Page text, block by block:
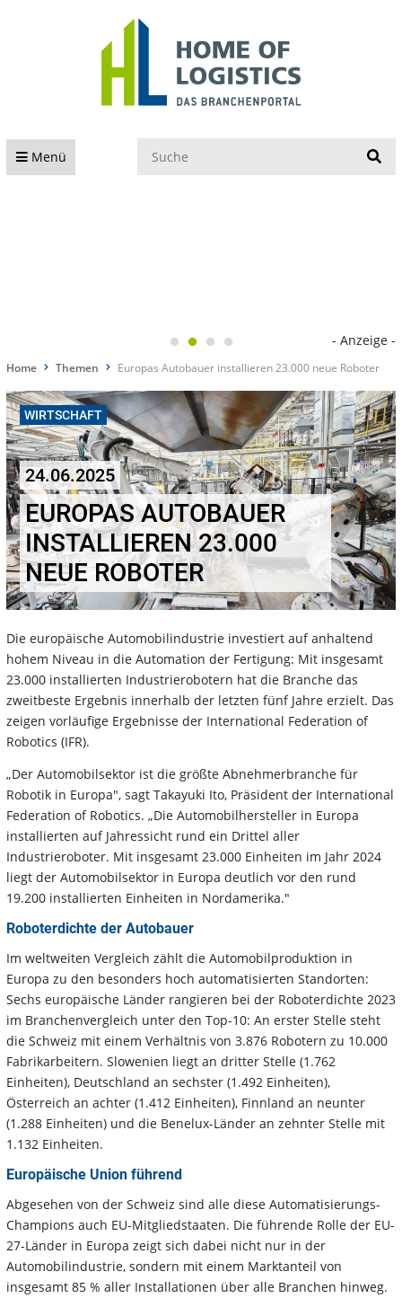
Menü
- Anzeige -
Home Themen Europas Autobauer installieren 23.000 neue Roboter
WIRTSCHAFT
24.06.2025
EUROPAS AUTOBAUER
INSTALLIEREN 23.000
NEUE ROBOTER
Die europäische Automobilindustrie investiert auf anhaltend
hohem Niveau in die Automation der Fertigung: Mit insgesamt
23.000 installierten Industrierobotern hat die Branche das
zweitbeste Ergebnis innerhalb der letzten fünf Jahre erzielt. Das
zeigen vorläufige Ergebnisse der International Federation of
Robotics (IFR).
„Der Automobilsektor ist die größte Abnehmerbranche für
Robotik in Europa", sagt Takayuki Ito, Präsident der International
Federation of Robotics. „Die Automobilhersteller in Europa
installierten auf Jahressicht rund ein Drittel aller
Industrieroboter. Mit insgesamt 23.000 Einheiten im Jahr 2024
liegt der Automobilsektor in Europa deutlich vor den rund
19.200 installierten Einheiten in Nordamerika."
Roboterdichte der Autobauer
Im weltweiten Vergleich zählt die Automobilproduktion in
Europa zu den besonders hoch automatisierten Standorten:
Sechs europäische Länder rangieren bei der Roboterdichte 2023
im Branchenvergleich unter den Top-10: An erster Stelle steht
die Schweiz mit einem Verhältnis von 3.876 Robotern zu 10.000
Fabrikarbeitern. Slowenien liegt an dritter Stelle (1.762
Einheiten), Deutschland an sechster (1.492 Einheiten),
Österreich an achter (1.412 Einheiten), Finnland an neunter
(1.288 Einheiten) und die Benelux-Länder an zehnter Stelle mit
1.132 Einheiten.
Europäische Union führend
Abgesehen von der Schweiz sind alle diese Automatisierungs-
Champions auch EU-Mitgliedstaaten. Die führende Rolle der EU-
27-Länder in Europa zeigt sich dabei nicht nur in der
Automobilindustrie, sondern mit einem Marktanteil von
insgesamt 85 % aller Installationen über alle Branchen hinweg.